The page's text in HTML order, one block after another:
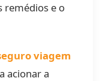
remédios e o
viagem
acionar a